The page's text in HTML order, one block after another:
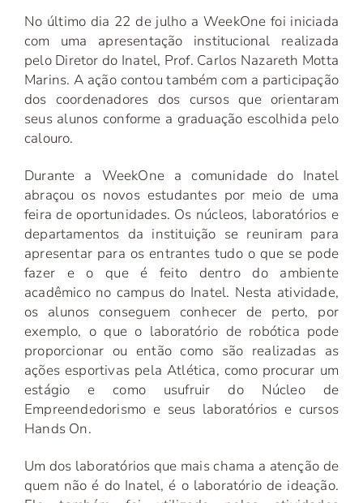
No último dia 22 de julho a WeekOne foi iniciada
com uma apresentação institucional realizada
pelo Diretor do Inatel, Prof. Carlos Nazareth Motta
Marins. A ação contou também com a participação
dos coordenadores dos cursos que orientaram
seus alunos conforme a graduação escolhida pelo
calouro.
Durante a WeekOne a comunidade do Inatel
abraçou os novos estudantes por meio de uma
feira de oportunidades. Os núcleos, laboratórios e
departamentos da instituição se reuniram para
apresentar para os entrantes tudo o que se pode
fazer e o que é feito dentro do ambiente
acadêmico no campus do Inatel. Nesta atividade,
os alunos conseguem conhecer de perto, por
exemplo, o que o laboratório de robótica pode
proporcionar ou então como são realizadas as
ações esportivas pela Atlética, como procurar um
estágio e como usufruir do Núcleo de
Empreendedorismo e seus laboratórios e cursos
Hands On.
Um dos laboratórios que mais chama a atenção de
quem não é do Inatel, é o laboratório de ideação.